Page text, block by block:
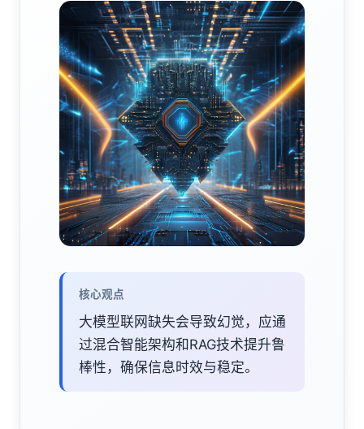
核心观点
大模型联网缺失会导致幻觉，应通
过混合智能架构和RAG技术提升鲁
棒性，确保信息时效与稳定。